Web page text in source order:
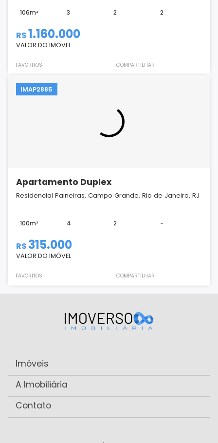
106m² 3 2 2
R$1.160.000
VALOR DO IMÓVEL
FAVORITOS COMPARTILHAR
IMAP2885
Apartamento Duplex
Residencial Paineiras, Campo Grande, Rio de Janeiro, RJ
100m² 4 2 -
R$ 315.000
VALOR DO IMÓVEL
FAVORITOS COMPARTILHAR
Imóveis
A Imobiliária
Contato